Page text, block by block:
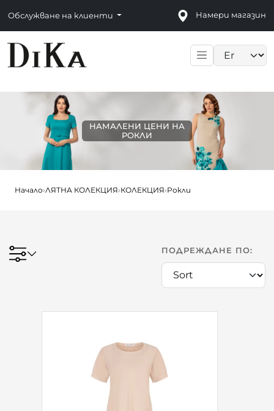
Обслужване на клиенти Намери магазин
НАМАЛЕНИ ЦЕНИ НА
РОКЛИ
Начало›ЛЯТНА КОЛЕКЦИЯ›КОЛЕКЦИЯ›Рокли
ПОДРЕЖДАНЕ ПО: